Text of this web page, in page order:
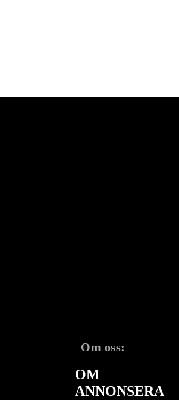
Om oss:
OM
ANNONSERA